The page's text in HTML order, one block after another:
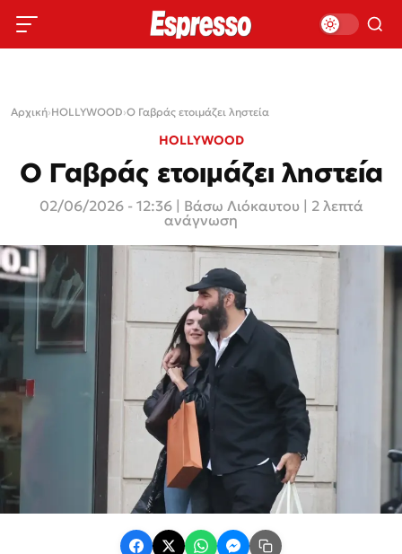
Αρχική›HOLLYWOOD›Ο Γαβράς ετοιμάζει ληστεία
HOLLYWOOD
Ο Γαβράς ετοιμάζει ληστεία
02/06/2026 - 12:36 Βάσω Λιόκαυτου
| 2 λεπτά
ανάγνωση